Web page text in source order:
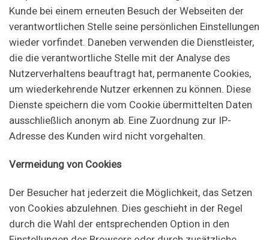
Kunde bei einem erneuten Besuch der Webseiten der
verantwortlichen Stelle seine persönlichen Einstellungen
wieder vorfindet. Daneben verwenden die Dienstleister,
die die verantwortliche Stelle mit der Analyse des
Nutzerverhaltens beauftragt hat, permanente Cookies,
um wiederkehrende Nutzer erkennen zu können. Diese
Dienste speichern die vom Cookie übermittelten Daten
ausschließlich anonym ab. Eine Zuordnung zur IP-
Adresse des Kunden wird nicht vorgehalten.
Vermeidung von Cookies
Der Besucher hat jederzeit die Möglichkeit, das Setzen
von Cookies abzulehnen. Dies geschieht in der Regel
durch die Wahl der entsprechenden Option in den